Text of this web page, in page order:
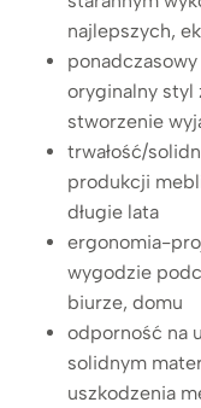
najlepszych,
oryginalny styl
stworzenie
trwałość/
produkcji
długie lata
ergonomia-
wygodzie
biurze, domu
odporność na
solidnym
uszkodzenia